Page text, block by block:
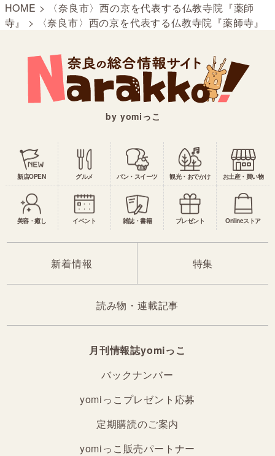
HOME >
〈奈良市〉西の京を代表する仏教寺院『薬師
寺』
> 〈奈良市〉西の京を代表する仏教寺院『薬師寺』
by yomiっこ
新店OPEN グルメ パン・スイーツ 観光・おでかけ お土産・買い物
美容・癒し イベント 雑誌・書籍 プレゼント Onlineストア
新着情報 特集
読み物・連載記事
月刊情報誌yomiっこ
バックナンバー
yomiっこプレゼント応募
定期購読のご案内
yomiっこ販売パートナー